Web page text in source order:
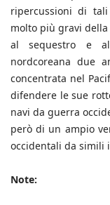
ripercussioni di
molto più gravi
al sequestro e
nordcoreana due
concentrata nel
difendere le sue
navi da guerra
però di un ampio
occidentali da simili
Note: